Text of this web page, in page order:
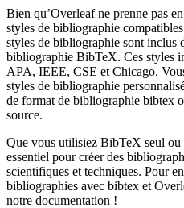
Bien qu’Overleaf ne prenne pas
styles de bibliographie
styles de bibliographie sont inclus
bibliographie BibTeX. Ces styles
APA, IEEE, CSE et Chicago.
styles de bibliographie
de format de bibliographie bibtex
source.
Que vous utilisiez BibTeX seul ou
essentiel pour créer des
scientifiques et techniques. Pour
bibliographies avec bibtex et
notre documentation !